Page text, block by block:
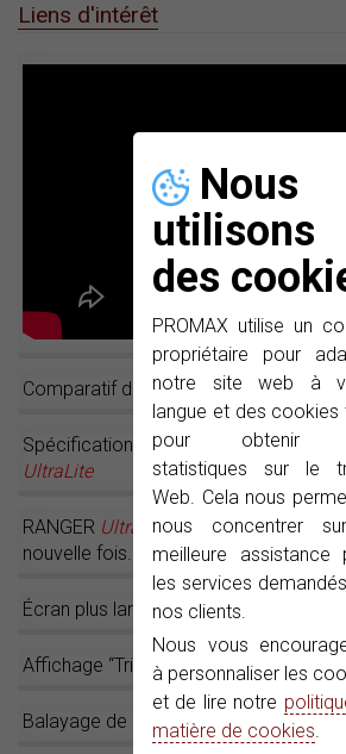
Nous
utilisons
des
PROMAX utilise un
propriétaire pour
notre site web à
langue et des cookies
pour obtenir
statistiques sur le
Web. Cela nous
nous concentrer
meilleure assistance
les services
nos clients.
Nous vous
à personnaliser les
et de lire notre
matière de cookies.
Liens d'intérêt
Comparatif des mesureurs de champ
Spécifications dans le mesureur de
UltraLite
RANGER UltraLite: Une révolution sur
nouvelle fois.
Écran plus large et plus lumineux
Affichage “Triple fenêtre”
Balayage de 90 ms pour TOUS les